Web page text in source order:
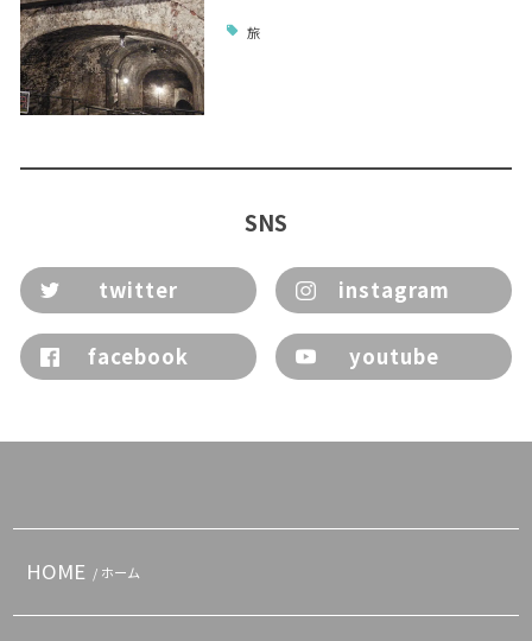
旅
SNS
twitter instagram
facebook youtube
HOME / ホーム